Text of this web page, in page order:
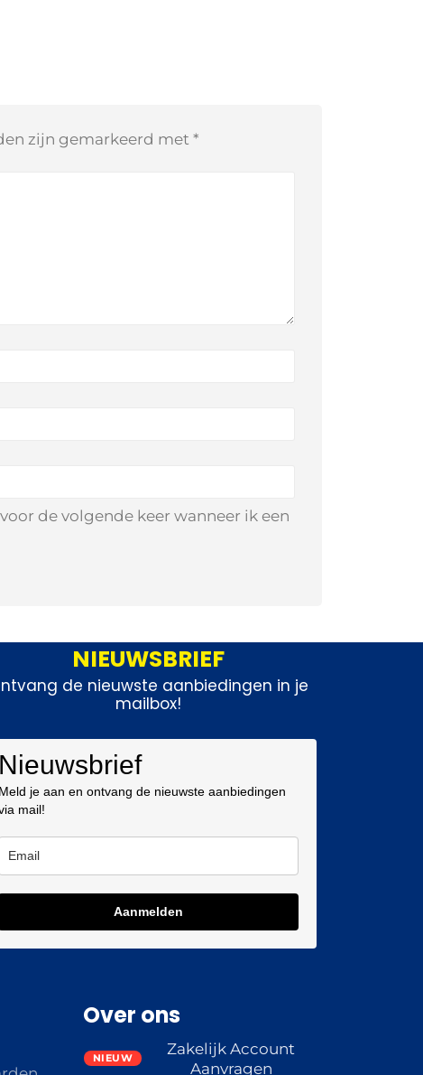
zijn gemarkeerd met *
de volgende keer wanneer ik een
NIEUWSBRIEF
de nieuwste aanbiedingen in je
mailbox!
Nieuwsbrief
Meld je aan en ontvang de nieuwste aanbiedingen
mail!
Aanmelden
Over ons
Zakelijk Account
Aanvragen